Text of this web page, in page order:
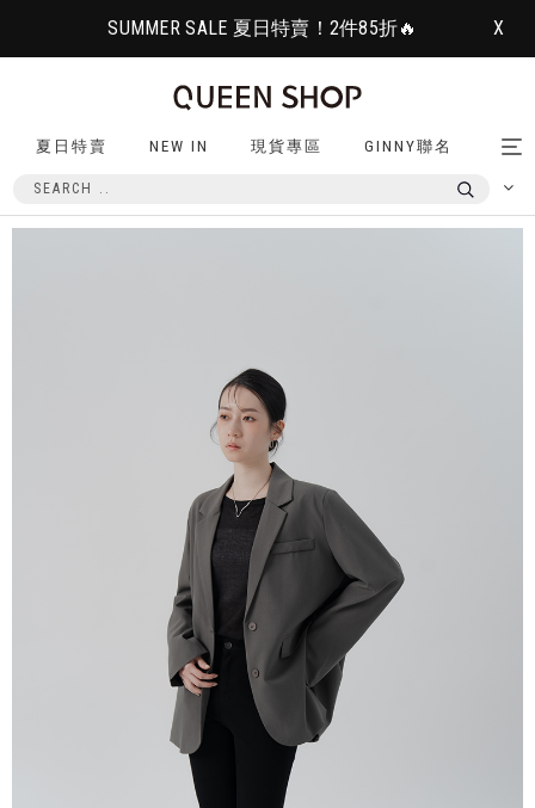
SUMMER SALE 夏日特賣！2件85折🔥 X
夏日特賣 NEW IN 現貨專區 GINNY聯名